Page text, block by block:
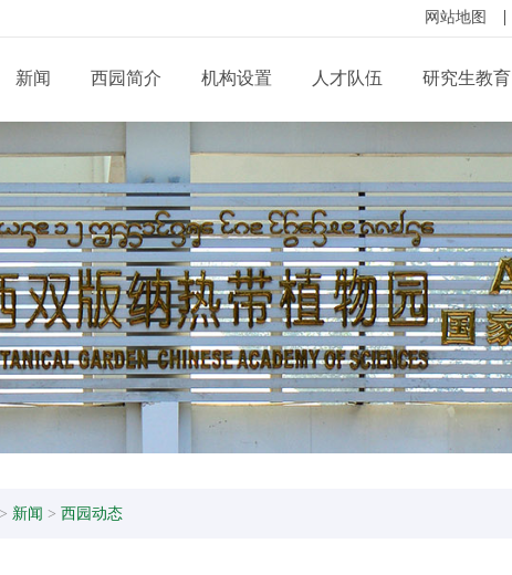
网站地图
新闻 西园简介
纪委
员会
识
机构设置
支撑系统
人才队伍
实验系列 其他系列
青促会小组 博士后流动站
人才招聘
研究生教育
招生信息 培养管理
学位学科 导师队伍
学生工作 服务指南
联系我们
群团天地 廉政建设
党务公开 文化建设
党建专题 学习资源
信息公开目录
依申请公开
联系方式
> 新闻 > 西园动态